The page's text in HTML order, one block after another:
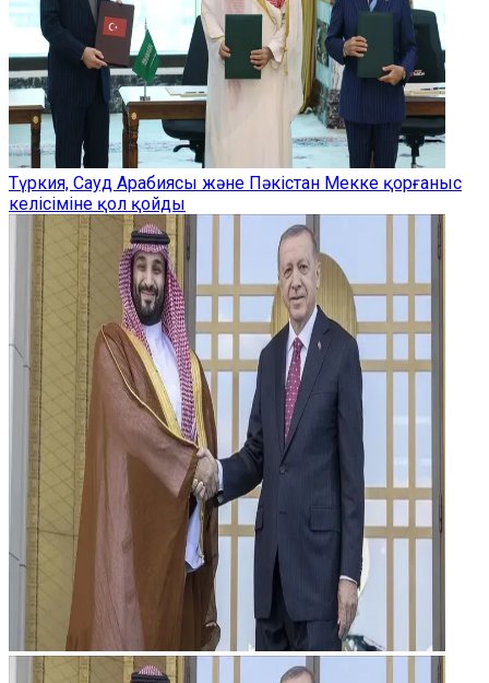
Түркия, Сауд Арабиясы және Пәкістан Мекке қорғаныс
келісіміне қол қойды